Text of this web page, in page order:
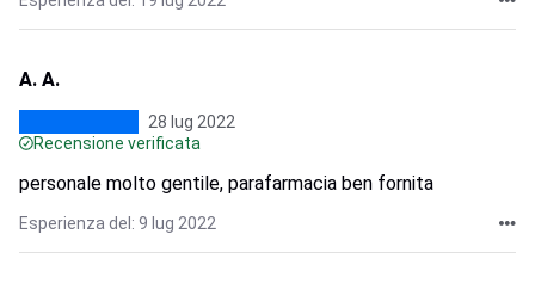
A. A.
28 lug 2022
Recensione verificata
personale molto gentile, parafarmacia ben fornita
Esperienza del: 9 lug 2022